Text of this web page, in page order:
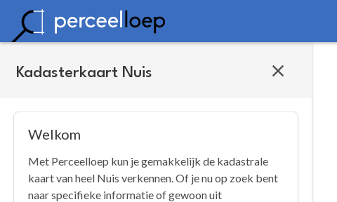
Kadasterkaart Nuis
Welkom
Met Perceelloep kun je gemakkelijk de kadastrale
kaart van heel Nuis verkennen. Of je nu op zoek bent
naar specifieke informatie of gewoon uit